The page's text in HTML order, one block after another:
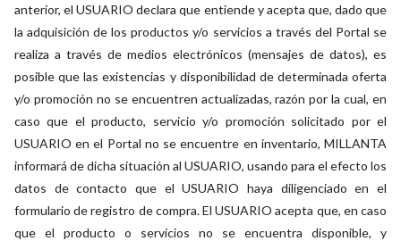
anterior, el USUARIO declara que entiende y acepta que, dado que
la adquisición de los productos y/o servicios a través del Portal se
realiza a través de medios electrónicos (mensajes de datos), es
posible que las existencias y disponibilidad de determinada oferta
y/o promoción no se encuentren actualizadas, razón por la cual, en
caso que el producto, servicio y/o promoción solicitado por el
USUARIO en el Portal no se encuentre en inventario, MILLANTA
informará de dicha situación al USUARIO, usando para el efecto los
datos de contacto que el USUARIO haya diligenciado en el
formulario de registro de compra. El USUARIO acepta que, en caso
que el producto o servicios no se encuentra disponible, y